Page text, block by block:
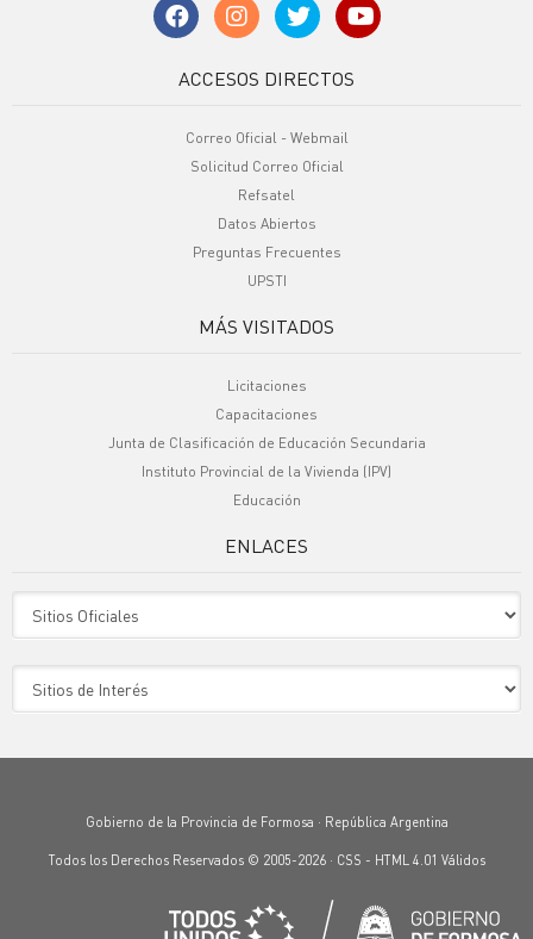
ACCESOS DIRECTOS
Correo Oficial - Webmail
Solicitud Correo Oficial
Refsatel
Datos Abiertos
Preguntas Frecuentes
UPSTI
MÁS VISITADOS
Licitaciones
Capacitaciones
Junta de Clasificación de Educación Secundaria
Instituto Provincial de la Vivienda (IPV)
Educación
ENLACES
Gobierno de la Provincia de Formosa · República Argentina
Todos los Derechos Reservados © 2005-2026 · CSS - HTML 4.01 Válidos